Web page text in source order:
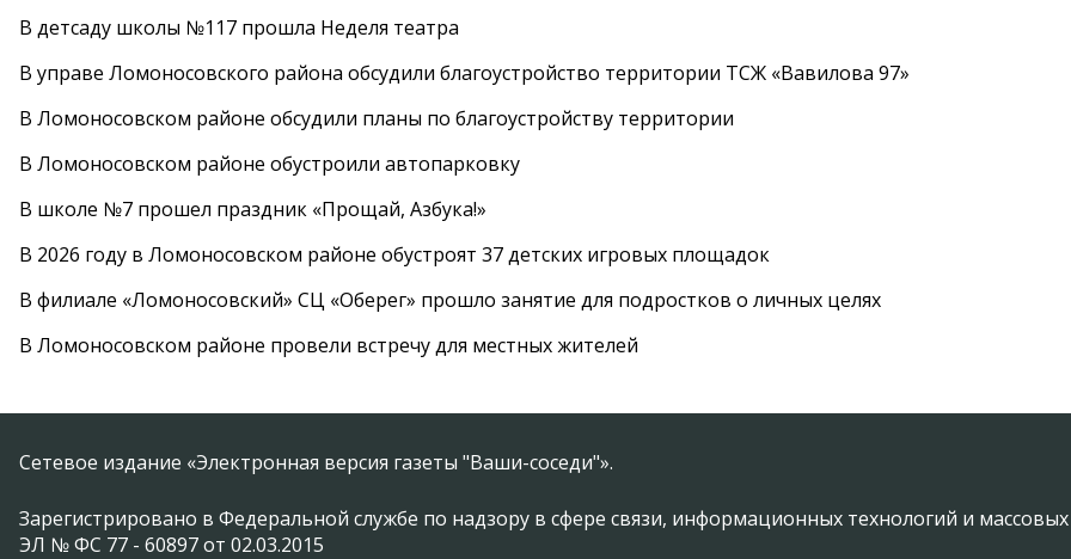
В детсаду школы №117 прошла Неделя театра
В управе Ломоносовского района обсудили благоустройство территории ТСЖ «Вавилова 97»
В Ломоносовском районе обсудили планы по благоустройству территории
В Ломоносовском районе обустроили автопарковку
В школе №7 прошел праздник «Прощай, Азбука!»
В 2026 году в Ломоносовском районе обустроят 37 детских игровых площадок
В филиале «Ломоносовский» СЦ «Оберег» прошло занятие для подростков о личных целях
В Ломоносовском районе провели встречу для местных жителей
Сетевое издание «Электронная версия газеты "Ваши-соседи"».
Зарегистрировано в Федеральной службе по надзору в сфере связи, информационных технологий и
ЭЛ № ФС 77 - 60897 от 02.03.2015